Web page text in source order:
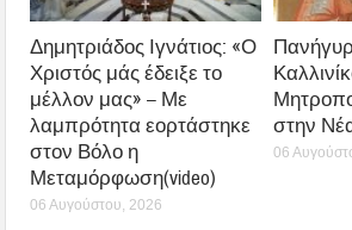
Δημητριάδος Ιγνάτιος: «Ο
Χριστός μάς έδειξε το
μέλλον μας» – Με
λαμπρότητα εορτάστηκε
στον Βόλο η
Μεταμόρφωση(video)
06 Αυγούστου, 2026
στην
06